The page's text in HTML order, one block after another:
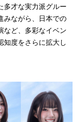
多才な実力派グルー
みながら、日本での
など、多彩なイベン
知度をさらに拡大し